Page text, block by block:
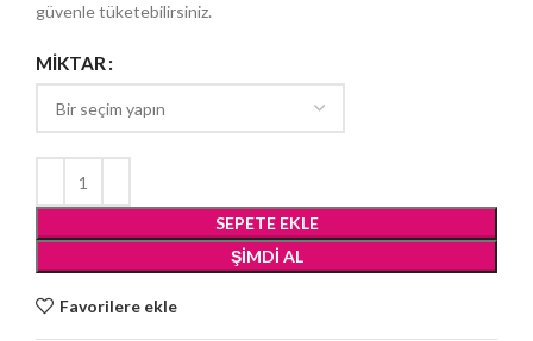
güvenle tüketebilirsiniz.
MIKTAR
SEPETE EKLE
ŞIMDI AL
Favorilere ekle